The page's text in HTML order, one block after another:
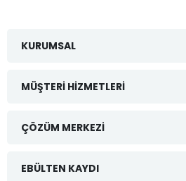
KURUMSAL
MÜŞTERI HIZMETLERI
ÇÖZÜM MERKEZI
EBÜLTEN KAYDI